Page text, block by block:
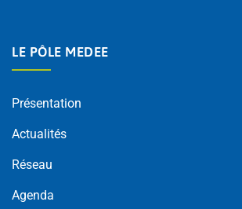
LE PÔLE MEDEE
Présentation
Actualités
Réseau
Agenda